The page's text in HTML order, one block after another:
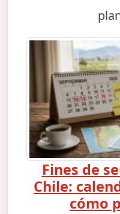
Fines de
Chile:
cómo